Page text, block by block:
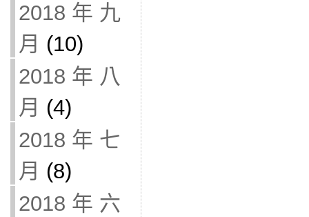
2018 年 九
月 (10)
2018 年 八
月 (4)
2018 年 七
月 (8)
2018 年 六